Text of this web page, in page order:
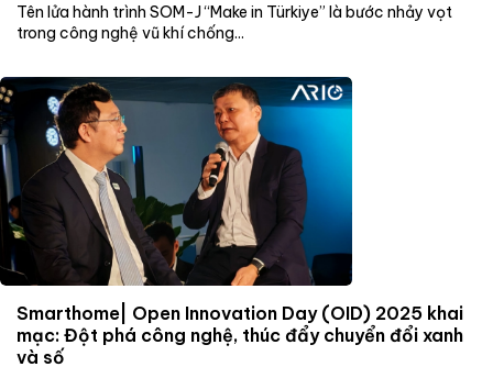
Tên lửa hành trình SOM-J “Make in Türkiye” là bước nhảy vọt
trong công nghệ vũ khí chống...
Smarthome| Open Innovation Day (OID) 2025 khai
mạc: Đột phá công nghệ, thúc đẩy chuyển đổi xanh
và số